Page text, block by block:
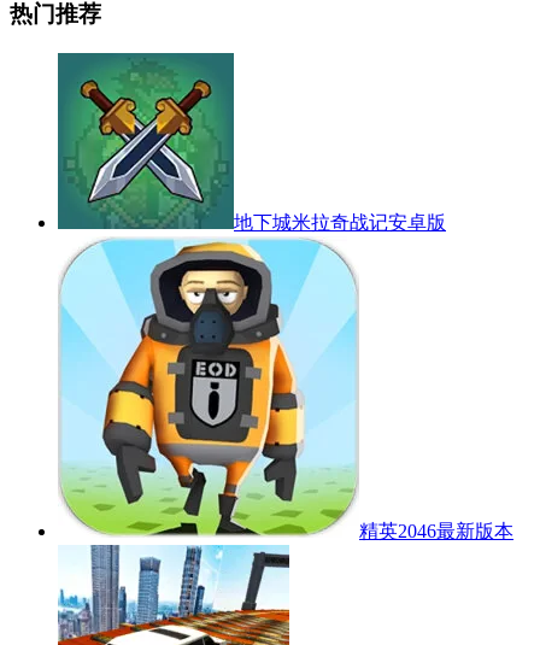
热门推荐
地下城米拉奇战记安卓版
精英2046最新版本